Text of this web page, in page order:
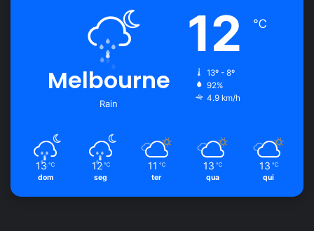
Melbourne
Rain
12 ℃
13º - 8º
92%
4.9 km/h
13 ℃
dom
12 ℃
seg
11 ℃
ter
13 ℃
qua
13 ℃
qui